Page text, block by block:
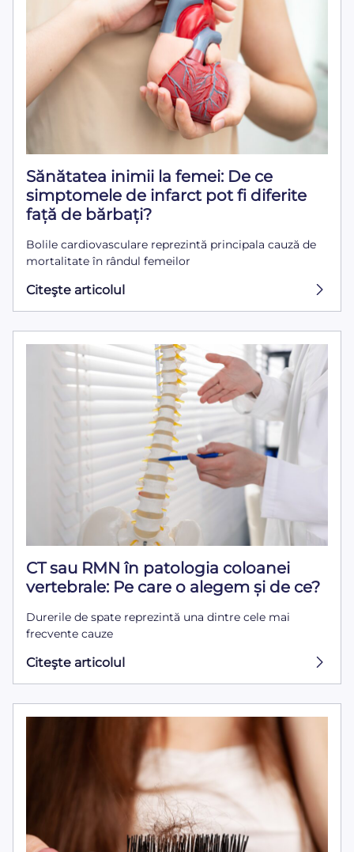
Sănătatea inimii la femei: De ce
simptomele de infarct pot fi diferite
față de bărbați?
Bolile cardiovasculare reprezintă principala cauză de
mortalitate în rândul femeilor
Citeşte articolul
CT sau RMN în patologia coloanei
vertebrale: Pe care o alegem și de ce?
Durerile de spate reprezintă una dintre cele mai
frecvente cauze
Citeşte articolul